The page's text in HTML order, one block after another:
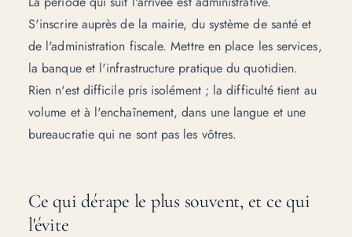
S'inscrire auprès de la mairie, du système de santé et
de l'administration fiscale. Mettre en place les services,
la banque et l'infrastructure pratique du quotidien.
Rien n'est difficile pris isolément ; la difficulté tient au
volume et à l'enchaînement, dans une langue et une
bureaucratie qui ne sont pas les vôtres.
Ce qui dérape le plus souvent, et ce qui
l'évite